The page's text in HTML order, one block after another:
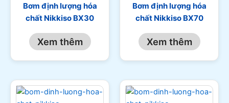
Bơm định lượng hóa
chất Nikkiso BX30
Xem thêm
Bơm định lượng hóa
chất Nikkiso BX70
Xem thêm